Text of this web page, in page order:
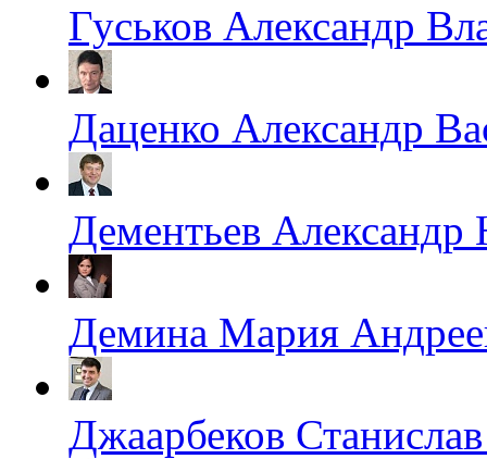
Гуськов Александр
Даценко Александр
Дементьев
Демина Мария
Джаарбеков